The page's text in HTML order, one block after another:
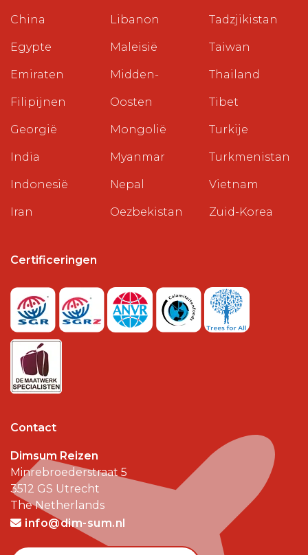
China
Egypte
Emiraten
Filipijnen
Georgië
India
Indonesië
Iran
Libanon
Maleisië
Midden-
Oosten
Mongolië
Myanmar
Nepal
Oezbekistan
Tadzjikistan
Taiwan
Thailand
Tibet
Turkije
Turkmenistan
Vietnam
Zuid-Korea
Certificeringen
Contact
Dimsum Reizen
Minrebroederstraat 5
3512 GS Utrecht
The Netherlands
info@dim-sum.nl